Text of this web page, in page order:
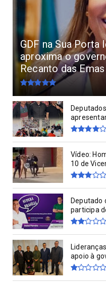
GDF na Sua
aproxima o
Recanto das Emas
Vídeo:
10 de
Deputado
participa
apoio à